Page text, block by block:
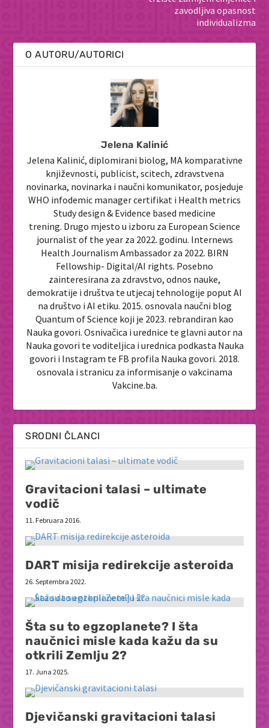
zavodljiva opasnost
individualizma
O AUTORU/AUTORICI
Jelena Kalinić
Jelena Kalinić, diplomirani biolog, MA komparativne
književnosti, publicist, scitech, zdravstvena
novinarka, novinarka i naučni komunikator, posjeduje
WHO infodemic manager certifikat i Health metrics
Study design & Evidence based medicine
trening. Drugo mjesto u izboru za European Science
journalist of the year za 2022. godinu. Internews
Health Journalism Ambassador za 2022. BIRN
Fellowship- Digital/AI rights. Posebno
zainteresirana za zdravstvo, odnos nauke,
demokratije i društva te utjecaj tehnologije poput AI
na društvo i AI etiku. 2015. osnovala naučni blog
Quantum of Science koji je 2023. rebrandiran kao
Nauka govori. Osnivačica i urednice te glavni autor na
Nauka govori te voditeljica i urednica podkasta Nauka
govori i Instagram te FB profila Nauka govori. 2018.
osnovala i stranicu za informisanje o vakcinama
Vakcine.ba.
SRODNI ČLANCI
Gravitacioni talasi – ultimate
vodič
11. Februara 2016.
DART misija redirekcije asteroida
26. Septembra 2022.
Šta su to egzoplanete? I šta
naučnici misle kada kažu da su
otkrili Zemlju 2?
17. Juna 2025.
Djevičanski gravitacioni talasi